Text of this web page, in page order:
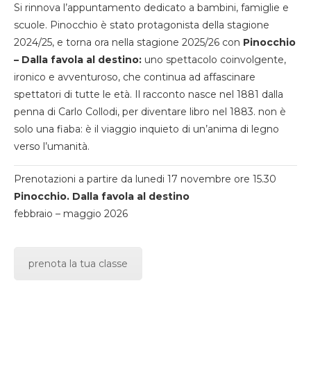
Si rinnova l’appuntamento dedicato a bambini, famiglie e
scuole. Pinocchio è stato protagonista della stagione
2024/25, e torna ora nella stagione 2025/26 con Pinocchio
– Dalla favola al destino: uno spettacolo coinvolgente,
ironico e avventuroso, che continua ad affascinare
spettatori di tutte le età. Il racconto nasce nel 1881 dalla
penna di Carlo Collodi, per diventare libro nel 1883. non è
solo una fiaba: è il viaggio inquieto di un’anima di legno
verso l’umanità.
Prenotazioni a partire da lunedi 17 novembre ore 15.30
Pinocchio. Dalla favola al destino
febbraio – maggio 2026
prenota la tua classe